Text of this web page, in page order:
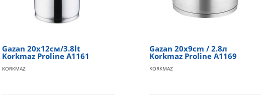
Gazan 20x12см/3.8lt
Korkmaz Proline A1161
KORKMAZ
Gazan 20x9cm / 2.8л
Korkmaz Proline A1169
KORKMAZ